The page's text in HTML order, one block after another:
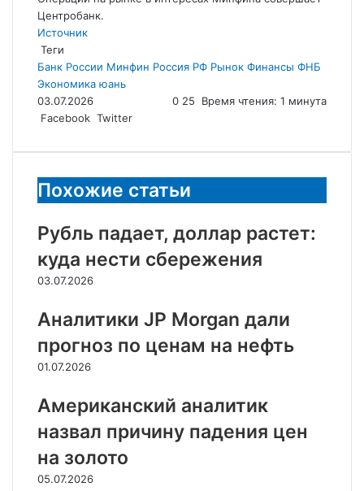
Центробанк.
Источник
Теги
Банк России Минфин Россия РФ Рынок Финансы ФНБ
Экономика юань
03.07.2026
0 25
Время чтения: 1 минута
Facebook Twitter
электронную
Похожие статьи
Рубль падает, доллар растет:
куда нести сбережения
03.07.2026
Аналитики JP Morgan дали
прогноз по ценам на нефть
01.07.2026
Американский аналитик
назвал причину падения цен
на золото
05.07.2026